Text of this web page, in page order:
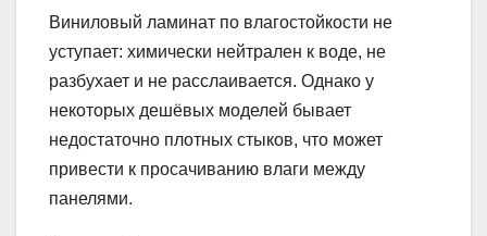
Виниловый ламинат по влагостойкости не
уступает: химически нейтрален к воде, не
разбухает и не расслаивается. Однако у
некоторых дешёвых моделей бывает
недостаточно плотных стыков, что может
привести к просачиванию влаги между
панелями.